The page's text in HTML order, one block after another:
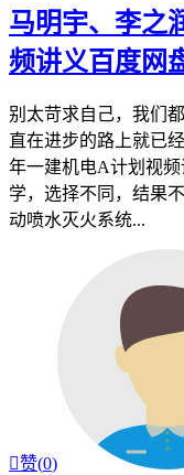
马明宇、李之
频讲义百度网
别太苛求自己，我们
直在进步的路上就已
年一建机电A计划视
学，选择不同，结果
动喷水灭火系统...
赞(0)